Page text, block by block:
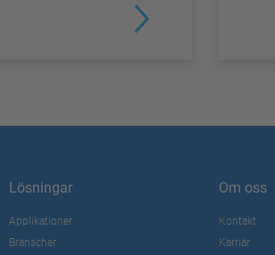
Lösningar
Applikationer
Branscher
Om oss
Kontakt
Karriär